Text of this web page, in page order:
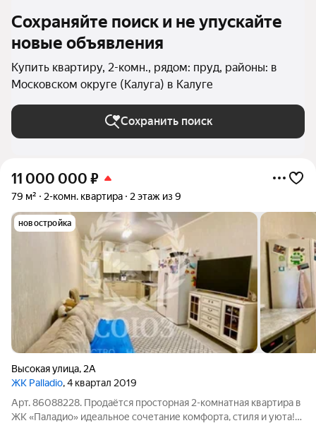
Сохраняйте поиск и не упускайте
новые объявления
Купить квартиру, 2-комн., рядом: пруд, районы: в
Московском округе (Калуга) в Калуге
Сохранить поиск
11 000 000 ₽
79 м² 2-комн. квартира 2 этаж из 9
новостройка
Высокая улица, 2А
ЖК Palladio, 4 квартал 2019
Арт. 86088228. Продаётся просторная 2-комнатная квартира в
ЖК «Паладио» идеальное сочетание комфорта, стиля и уюта!